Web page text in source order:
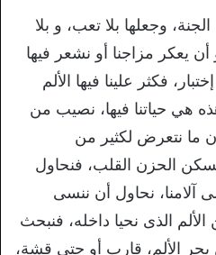
وجعلها بلا تعب، و بلا
يعكر مزاجنا أو نشعر فيها
فكثر علينا فيها الألم
هي حياتنا فيها، نصيب من
ما نتعرض لكثير من
الحزن القلب، فنحاول
آلامنا، نحاول أن ننسى
الذى نحيا داخله، فنبحث
الألم، قارب أو حتى قشة،